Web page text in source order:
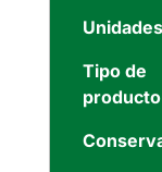
Tipo de
producto